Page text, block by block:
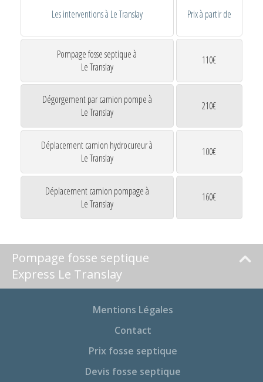
Les interventions à Le Translay Prix à partir de
Pompage fosse septique à
Le Translay
110€
Dégorgement par camion pompe à
Le Translay
210€
Déplacement camion hydrocureur à
Le Translay
100€
Déplacement camion pompage à
Le Translay
160€
Pompage fosse septique
Express Le Translay
Mentions Légales
Contact
Prix fosse septique
Devis fosse septique